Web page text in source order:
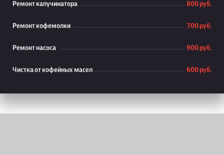
Ремонт капучинатора 800 руб.
Ремонт кофемолки 700 руб.
Ремонт насоса 900 руб.
Чистка от кофейных масел 600 руб.